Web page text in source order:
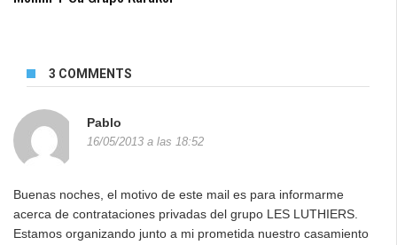
3 COMMENTS
Pablo
16/05/2013 a las 18:52
Buenas noches, el motivo de este mail es para informarme
acerca de contrataciones privadas del grupo LES LUTHIERS.
Estamos organizando junto a mi prometida nuestro casamiento